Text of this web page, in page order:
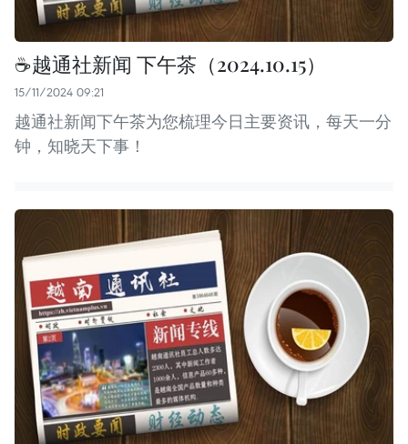
☕️越通社新闻 下午茶（2024.10.15）
15/11/2024 09:21
越通社新闻下午茶为您梳理今日主要资讯，每天一分
钟，知晓天下事！